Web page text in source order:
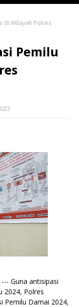
di Wilayah Polres
Pemilu
--- Guna antisipasi
2024, Polres
Pemilu Damai 2024,